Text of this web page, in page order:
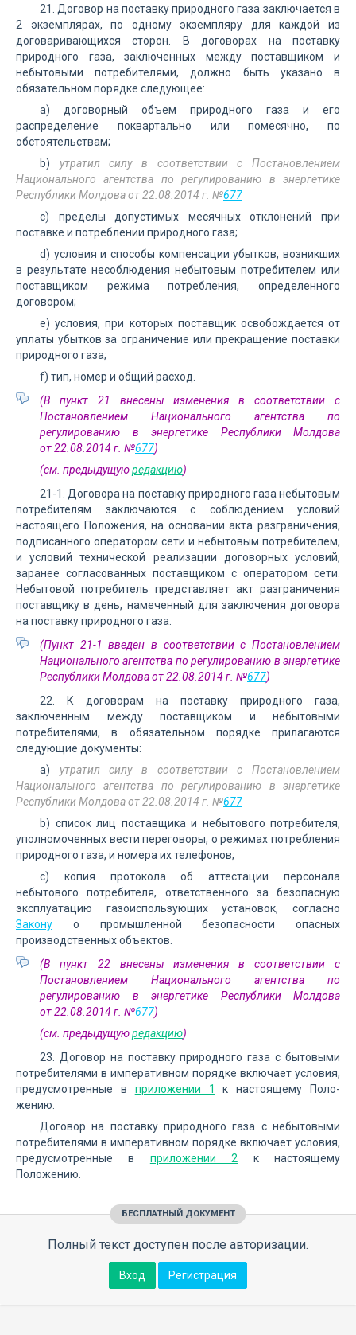
21. Договор на поставку природного газа заключается в
2 экземплярах, по одному экземпляру для каждой из
договаривающихся сторон. В договорах на поставку
природного газа, заключенных между поставщиком и
небытовыми потребителями, должно быть указано в
обязательном порядке следующее:
a) договорный объем природного газа и его
распределение поквартально или помесячно, по
обстоятельствам;
b) утратил силу в соответствии с Постановлением
Национального агентства по регулированию в энергетике
Республики Молдова от 22.08.2014 г. №677
c) пределы допустимых месячных отклонений при
поставке и потреблении природного газа;
d) условия и способы компенсации убытков, возникших
в результате несоблюдения небытовым потребителем или
поставщиком режима потребления, определенного
договором;
e) условия, при которых поставщик освобождается от
уплаты убытков за ограничение или прекращение поставки
природного газа;
f) тип, номер и общий расход.
(В пункт 21 внесены изменения в соответствии с
Постановлением Национального агентства по
регулированию в энергетике Республики Молдова
от 22.08.2014 г. №677)
(см. предыдущуюредакцию)
21-1. Договора на поставку природного газа небытовым
потребителям заключаются с соблюдением условий
настоящего Положения, на основании акта разграничения,
подписанного оператором сети и небытовым потребителем,
и условий технической реализации договорных условий,
заранее согласованных поставщиком с оператором сети.
Небытовой потребитель представляет акт разграничения
поставщику в день, намеченный для заключения договора
на поставку природного газа.
(Пункт 21-1 введен в соответствии с Постановлением
Национального агентства по регулированию в энергетике
Республики Молдова от 22.08.2014 г. №677)
22. К договорам на поставку природного газа,
заключенным между поставщиком и небытовыми
потребителями, в обязательном порядке прилагаются
следующие документы:
a) утратил силу в соответствии с Постановлением
Национального агентства по регулированию в энергетике
Республики Молдова от 22.08.2014 г. №677
b) список лиц поставщика и небытового потребителя,
уполномоченных вести переговоры, о режимах потребления
природного газа, и номера их телефонов;
c) копия протокола об аттестации персонала
небытового потребителя, ответственного за безопасную
эксплуатацию газоиспользующих установок, согласно
Закону о промышленной безопасности опасных
производственных объектов.
(В пункт 22 внесены изменения в соответствии с
Постановлением Национального агентства по
регулированию в энергетике Республики Молдова
от 22.08.2014 г. №677)
(см. предыдущуюредакцию)
23. Договор на поставку природного газа с бытовыми
потребителями в императивном порядке включает условия,
предусмотренные в приложении 1
к настоящему Поло­
жению.
Договор на поставку природного газа с небытовыми
потребителями в императивном порядке включает условия,
предусмотренные в приложении 2 к настоящему
Положению.
БЕСПЛАТНЫЙ ДОКУМЕНТ
Полный текст доступен после авторизации.
Вход Регистрация